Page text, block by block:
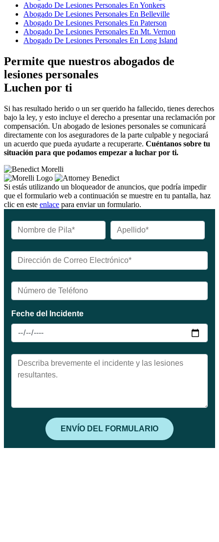
Abogado De Lesiones Personales En Yonkers
Abogado De Lesiones Personales En Belleville
Abogado De Lesiones Personales En Paterson
Abogado De Lesiones Personales En Mt. Vernon
Abogado De Lesiones Personales En Long Island
Permite que nuestros abogados de
lesiones personales
Luchen por ti
Si has resultado herido o un ser querido ha fallecido, tienes derechos
bajo la ley, y esto incluye el derecho a presentar una reclamación por
compensación. Un abogado de lesiones personales se comunicará
directamente con los aseguradores de la parte culpable y negociará
un acuerdo que pueda ayudarte a recuperarte. Cuéntanos sobre tu
situación para que podamos empezar a luchar por ti.
Si estás utilizando un bloqueador de anuncios, que podría impedir
que el formulario web a continuación se muestre en tu pantalla, haz
clic en este enlace para enviar un formulario.